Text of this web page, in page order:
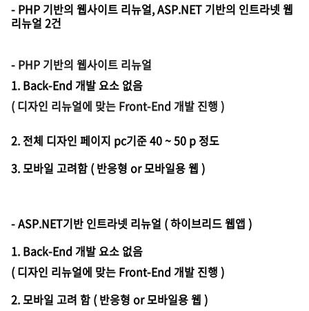
- PHP 기반의 웹사이트 리뉴얼, ASP.NET 기반의 인트라넷 웹
리뉴얼 2건
- PHP 기반의 웹사이트 리뉴얼
1. Back-End 개발 요소 없음
( 디자인 리뉴얼에 맞는 Front-End 개발 진행 )
2. 전체 디자인 페이지 pc기준 40 ~ 50 p 정도
3. 모바일 고려함 ( 반응형 or 모바일용 웹 )
- ASP.NET기반 인트라넷 리뉴얼 ( 하이브리드 웹앱 )
1. Back-End 개발 요소 없음
( 디자인 리뉴얼에 맞는 Front-End 개발 진행 )
2. 모바일 고려 함 ( 반응형 or 모바일용 웹 )